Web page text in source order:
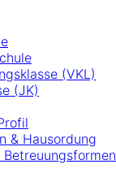
(VKL)
(JK)
& Hausordung